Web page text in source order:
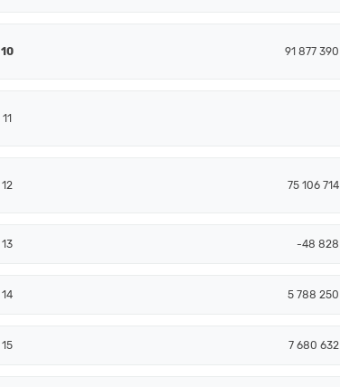
10 91 877 390
11
12 75 106 714
13 -48 828
14 5 788 250
15 7 680 632